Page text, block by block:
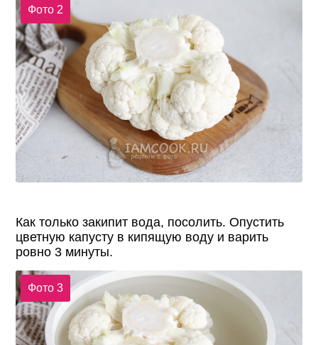
Фото 2
Как только закипит вода, посолить. Опустить
цветную капусту в кипящую воду и варить
ровно 3 минуты.
Фото 3